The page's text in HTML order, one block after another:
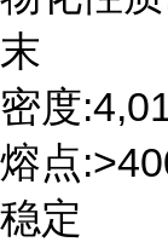
末
密度
熔点
稳定